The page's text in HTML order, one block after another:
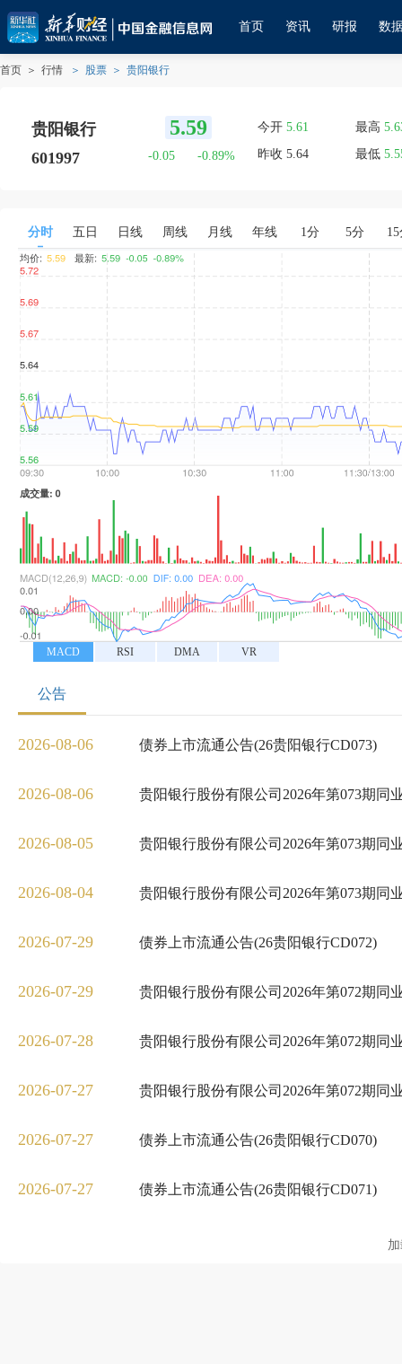
首页 资讯 研报 数
首页 ＞ 行情 ＞ 股票 ＞ 贵阳银行
贵阳银行
贵阳银行
601997
5.59
-0.05 -0.89%
今开 5.61 最高
昨收 5.64 最低
分时 五日 日线 周线 月线 年线 1分 5分
MACD RSI DMA VR
公告
2026-08-06 债券上市流通公告(26贵阳银行CD073)
2026-08-06 贵阳银行股份有限公司2026年第073期同
2026-08-05 贵阳银行股份有限公司2026年第073期同
2026-08-04 贵阳银行股份有限公司2026年第073期同
2026-07-29 债券上市流通公告(26贵阳银行CD072)
2026-07-29 贵阳银行股份有限公司2026年第072期同
2026-07-28 贵阳银行股份有限公司2026年第072期同
2026-07-27 贵阳银行股份有限公司2026年第072期同
2026-07-27 债券上市流通公告(26贵阳银行CD070)
2026-07-27 债券上市流通公告(26贵阳银行CD071)